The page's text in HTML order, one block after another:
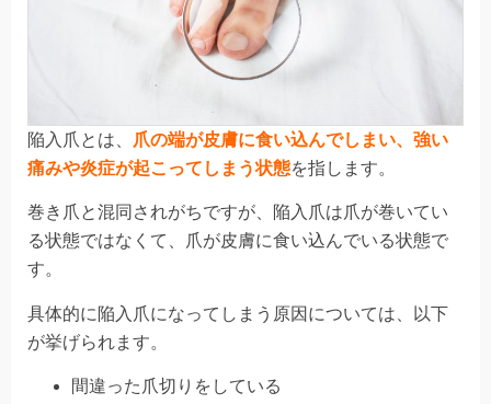
陥入爪とは、
爪の端が皮膚に食い込んでしまい、強い
痛みや炎症が起こってしまう状態を指します。
巻き爪と混同されがちですが、陥入爪は爪が巻いてい
る状態ではなくて、
爪が皮膚に食い込んでいる状態で
す。
具体的に陥入爪になってしまう原因については、以下
が挙げられます。
間違った爪切りをしている